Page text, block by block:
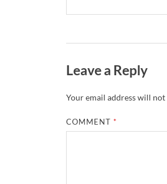
Leave a Reply
Your email address will not
COMMENT*